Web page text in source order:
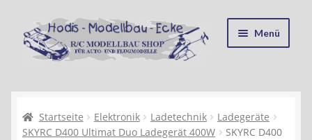
Zur
Navigation
springen
Zum
Inhalt
springen
Menü
KasseStartseite Elektronik Ladetechnik
Ladegeräte
SKYRC D400 Ultimat Duo Ladegerät 400W
SKYRC D400